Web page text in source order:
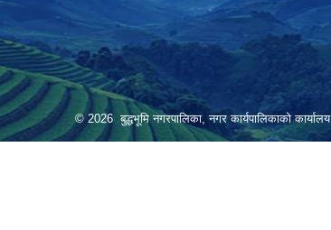
© 2026 बुद्धभूमि नगरपालिका, नगर कार्यपालिकाको कार्यालय